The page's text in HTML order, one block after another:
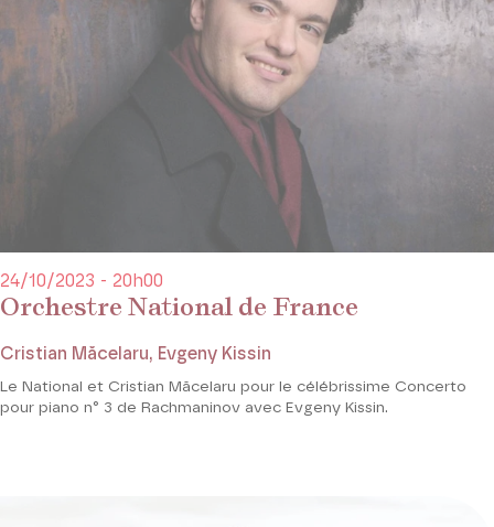
Orchestre National de France
24/10/2023 - 20h00
Cristian Măcelaru, Evgeny Kissin
Le National et Cristian Măcelaru pour le célébrissime Concerto
pour piano n° 3 de Rachmaninov avec Evgeny Kissin.